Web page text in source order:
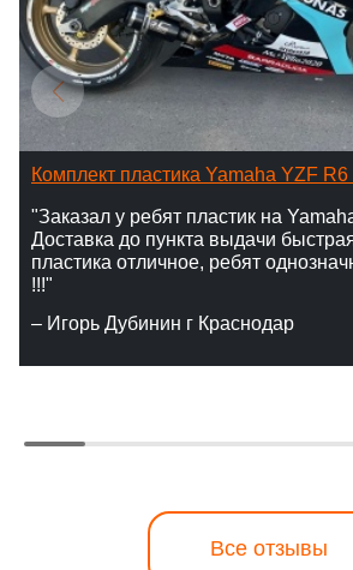
Комплект пластика Yamaha YZF
"Заказал у ребят пластик на
Доставка до пункта выдачи
пластика отличное, ребят
!!!"
– Игорь Дубинин г Краснодар
Все отзывы